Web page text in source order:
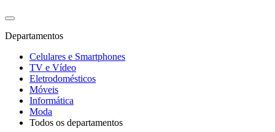
Departamentos
Celulares e Smartphones
TV e Vídeo
Eletrodomésticos
Móveis
Informática
Moda
Todos os departamentos